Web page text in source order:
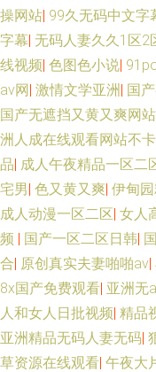
操网站| 99久无码中文字
字幕| 无码人妻久久1区2
线视频| 色图色小说|
av网| 激情文学亚洲 | 国
国产无遮挡又黄又爽网站
洲人成在线观看网站不卡
品| 成人午夜精品一区二
宅男| 色又黄又爽| 伊甸
成人动漫一区二区| 女人
频 | 国产一区二区日韩|
合| 原创真实夫妻啪啪av|
8x国产免费观看| 亚洲无
人和女人日批视频| 精品
亚洲精品无码人妻无码|
草资源在线观看| 午夜大